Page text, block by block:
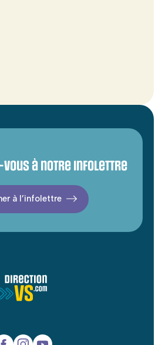
vous à notre infolettre
à l’infolettre